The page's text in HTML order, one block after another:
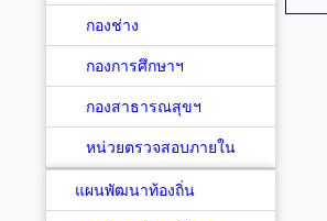
กองช่าง
กองการศึกษาฯ
กองสาธารณสุขฯ
หน่วยตรวจสอบภายใน
แผนพัฒนาท้องถิ่น